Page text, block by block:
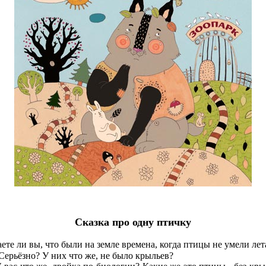
Сказка про одну птичку
ли вы, что были на земле времена, когда птицы не умели
У них что же, не было крыльев?